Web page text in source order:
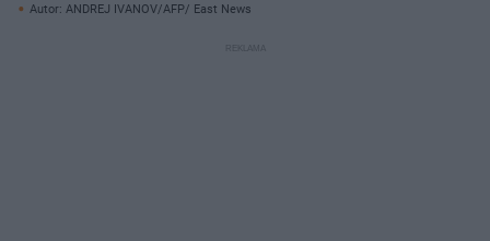
Autor: ANDREJ IVANOV/AFP/ East News